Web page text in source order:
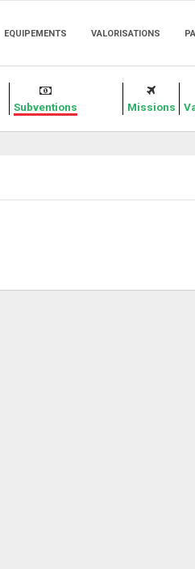
EQUIPEMENTS VALORISATIONS
Subventions Missions